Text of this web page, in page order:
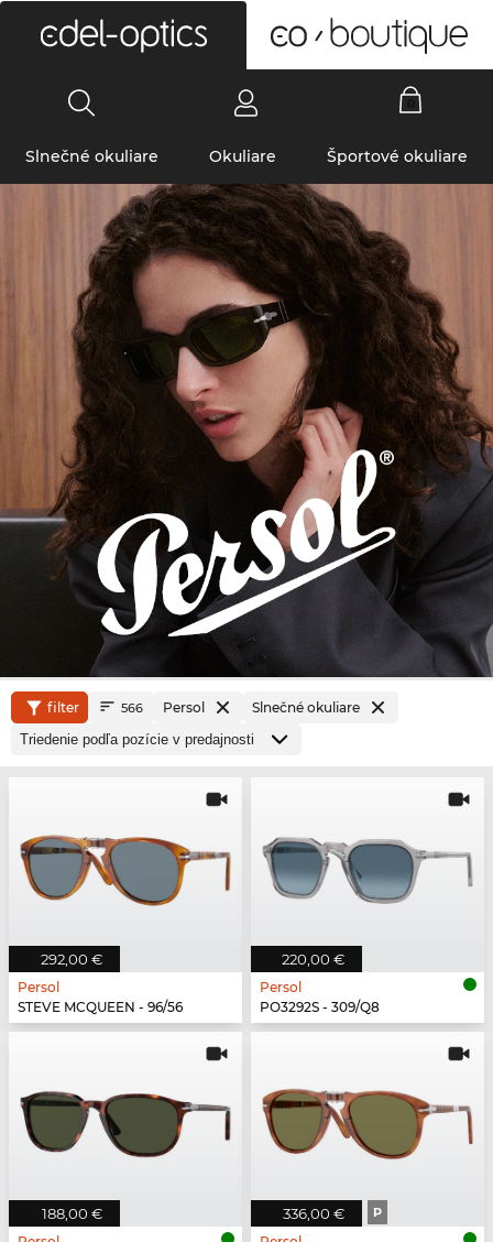
Slnečné okuliare Okuliare Športové okuliare
filter 566 Persol Slnečné okuliare
292,00 €
Persol
STEVE MCQUEEN - 96/56
220,00 €
Persol
PO3292S - 309/Q8
188,00 € 336,00 € P